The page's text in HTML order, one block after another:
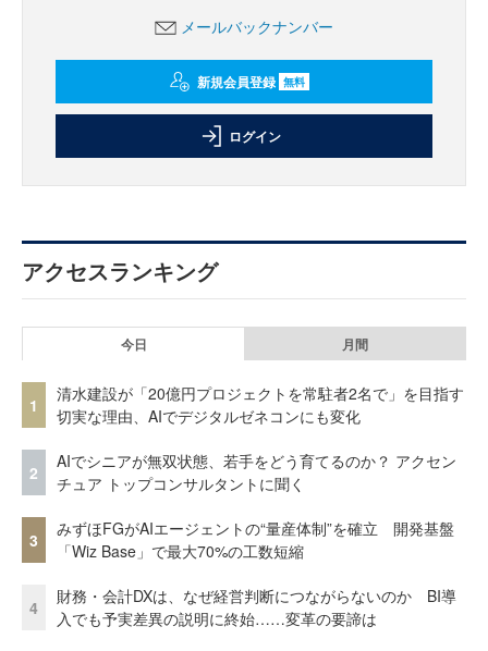
メールバックナンバー
新規会員登録 無料
ログイン
アクセスランキング
今日 月間
1
清水建設が「20億円プロジェクトを常駐者2名で」を目指す
切実な理由、AIでデジタルゼネコンにも変化
2
AIでシニアが無双状態、若手をどう育てるのか？ アクセン
チュア トップコンサルタントに聞く
3
みずほFGがAIエージェントの“量産体制”を確立 開発基盤
「Wiz Base」で最大70%の工数短縮
4
財務・会計DXは、なぜ経営判断につながらないのか BI導
入でも予実差異の説明に終始……変革の要諦は